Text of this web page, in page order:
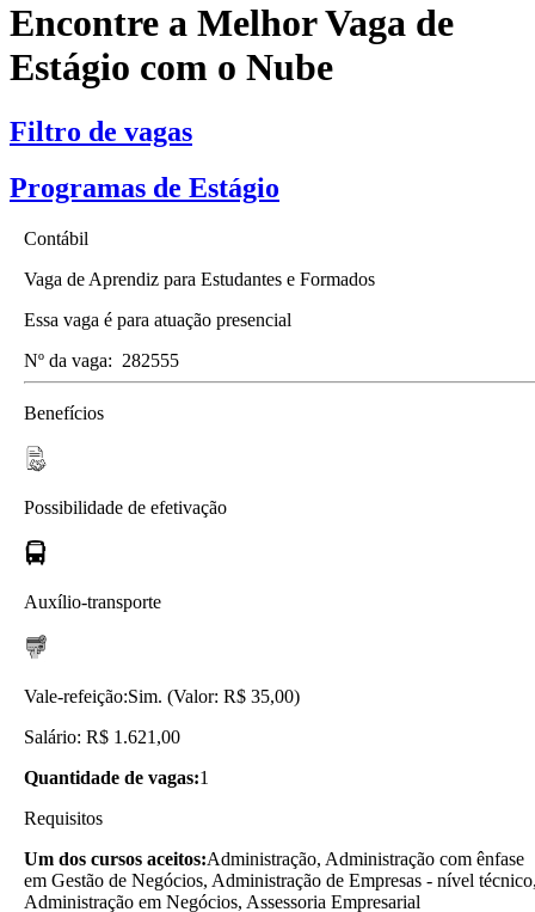
Encontre a Melhor Vaga de
Estágio com o Nube
Filtro de vagas
Programas de Estágio
Contábil
Vaga de Aprendiz para Estudantes e Formados
Essa vaga é para atuação presencial
Nº da vaga: 282555
Benefícios
Possibilidade de efetivação
Auxílio-transporte
Vale-refeição:Sim. (Valor: R$ 35,00)
Salário: R$ 1.621,00
Quantidade de vagas:1
Requisitos
Um dos cursos aceitos:Administração, Administração com ênfase
em Gestão de Negócios, Administração de Empresas - nível
Administração em Negócios, Assessoria Empresarial